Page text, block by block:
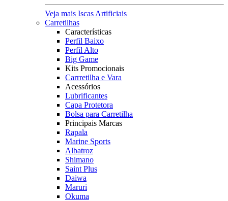
Veja mais Iscas Artificiais
Carretilhas
Características
Perfil Baixo
Perfil Alto
Big Game
Kits Promocionais
Carrretilha e Vara
Acessórios
Lubrificantes
Capa Protetora
Bolsa para Carretilha
Principais Marcas
Rapala
Marine Sports
Albatroz
Shimano
Saint Plus
Daiwa
Maruri
Okuma